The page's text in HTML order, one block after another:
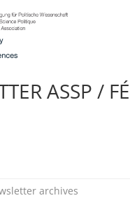
ASSP /
archives